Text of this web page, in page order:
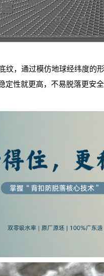
纹，通过模仿地球经纬度的
性就更高，不易脱落更安全